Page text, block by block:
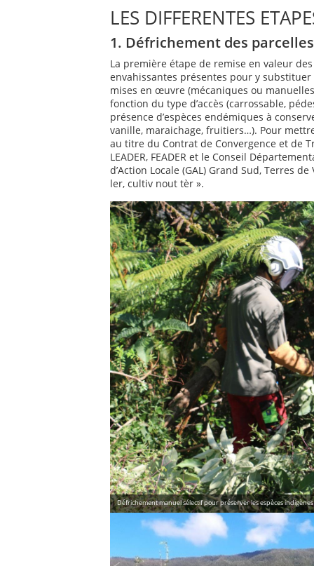
LES DIFFERENTES
1. Défrichement des
La première étape de remise en valeur
envahissantes présentes pour y
mises en œuvre (mécaniques ou
fonction du type d’accès (carrossable,
présence d’espèces endémiques à
vanille, maraichage, fruitiers…). Pour
au titre du Contrat de Convergence et de
LEADER, FEADER et le Conseil
d’Action Locale (GAL) Grand Sud, Terres
ler, cultiv nout tèr ».
Défrichement manuel sélectif pour préserver les espèces